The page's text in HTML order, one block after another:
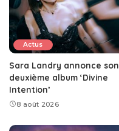
Actus
Sara Landry annonce son
deuxième album ‘Divine
Intention’
8 août 2026